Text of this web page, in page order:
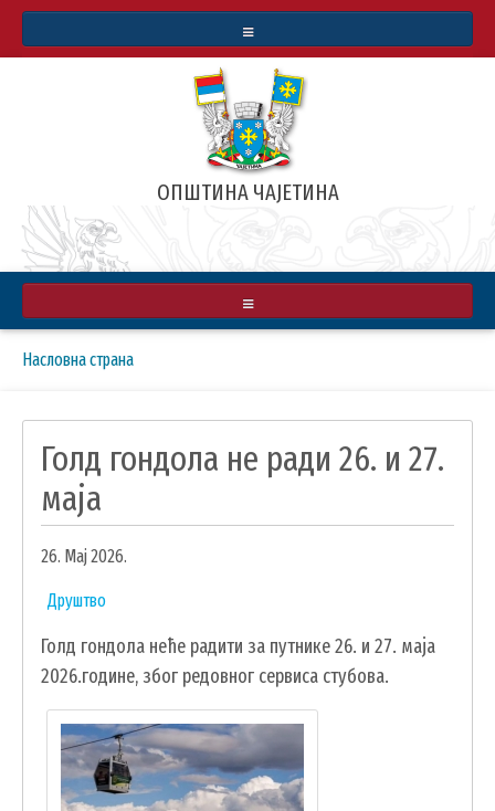
АРХИВА ВЕСТИ
РЕАЛИЗОВАЛИ СМО
ЗЛАТИБОРСКЕ ВЕСТИ
МАПА
ОПШТИНА ЧАЈЕТИНА
О ОПШТИНИ
ИНФРАСТРУКТУРА
КУЛТУРА
ОБРАЗОВАЊЕ
УДРУЖЕЊА И НВО
ЛОКАЛНА САМОУПРАВА
ПРЕДСЕДНИК
ОПШТИНСКО ВЕЋЕ
ОПШТИНСКА УПРАВА
ОПШТИНСКО ПРАВОБРАНИЛАШТВО
МЕСНЕ ЗАЈЕДНИЦЕ
Breadcrumbs
You
Насловна страна
Голд гондола не ради 26. и 27.
маја
26. Мај 2026.
Друштво
Голд гондола неће радити за путнике 26. и 27. маја
2026.године, због редовног сервиса стубова.